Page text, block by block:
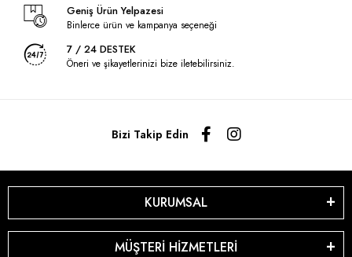
Geniş Ürün Yelpazesi
Binlerce ürün ve kampanya seçeneği
7 / 24 DESTEK
Öneri ve şikayetlerinizi bize iletebilirsiniz.
Bizi Takip Edin
KURUMSAL
MÜŞTERİ HİZMETLERİ